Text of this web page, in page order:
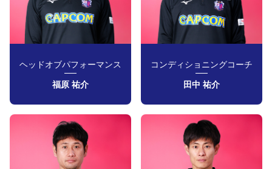
ヘッドオブパフォーマンス
福原 祐介
コンディショニングコーチ
田中 祐介